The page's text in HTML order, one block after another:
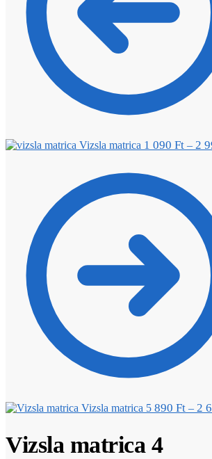
Vizsla matrica 1 090 Ft – 2
Vizsla matrica 5 890 Ft – 2
Vizsla matrica 4